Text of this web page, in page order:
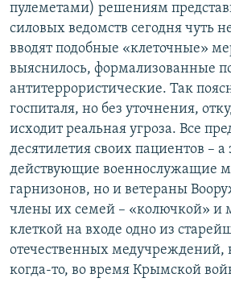
пулеметами) решениям
силовых ведомств сегодня чуть
вводят подобные «клеточные»
выяснилось, формализованные
антитеррористические. Так
госпиталя, но без уточнения,
исходит реальная угроза. Все
десятилетия своих пациентов – а
действующие военнослужащие
гарнизонов, но и ветераны
члены их семей – «колючкой» и
клеткой на входе одно из
отечественных медучреждений,
когда-то, во время Крымской